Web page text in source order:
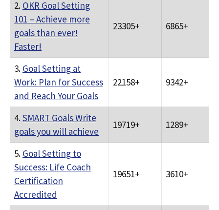
2. OKR Goal Setting
101 – Achieve more
goals than ever!
Faster!
23305+ 6865+
3. Goal Setting at
Work: Plan for Success
and Reach Your Goals
22158+ 9342+
4.SMART Goals Write
goals you will achieve
19719+ 1289+
5. Goal Setting to
Success: Life Coach
Certification
Accredited
19651+ 3610+